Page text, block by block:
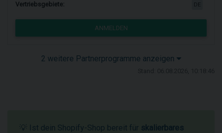
Vertriebsgebiete:
ANMELDEN
2 weitere Partnerprogramme anzeigen
💡 Ist dein Shopify-Shop bereit für skalierbares